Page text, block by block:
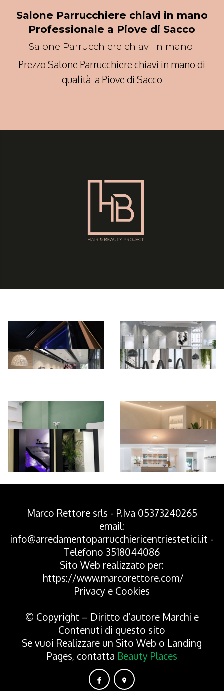
Salone Parrucchiere chiavi in mano
Professionale a Piove di Sacco
Salone Parrucchiere chiavi in mano
Prezzo Salone Parrucchiere chiavi in mano di
qualità a Piove di Sacco
Marco Rettore srls - P.Iva 05373240265
email:
info@arredamentoparrucchiericentriestetici.it -
Telefono 3518044086
Sito Web realizzato per:
https://www.marcorettore.com/
Privacy e Cookies
© Copyright – Diritto d’autore Marchi e
Contenuti di questo sito
Se vuoi Realizzare un Sito Web o Landing
Pages, contatta Beauty Places